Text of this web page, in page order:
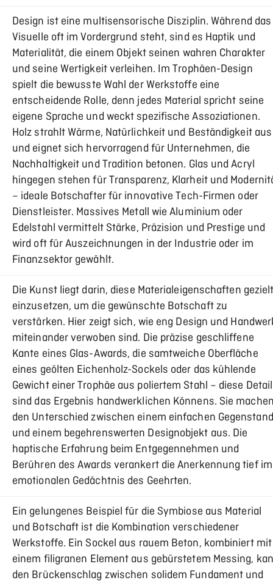
Design ist eine multisensorische Disziplin. Während das
Visuelle oft im Vordergrund steht, sind es Haptik und
Materialität, die einem Objekt seinen wahren Charakter
und seine Wertigkeit verleihen. Im Trophäen-Design
spielt die bewusste Wahl der Werkstoffe eine
entscheidende Rolle, denn jedes Material spricht seine
eigene Sprache und weckt spezifische Assoziationen.
Holz strahlt Wärme, Natürlichkeit und Beständigkeit aus
und eignet sich hervorragend für Unternehmen, die
Nachhaltigkeit und Tradition betonen. Glas und Acryl
hingegen stehen für Transparenz, Klarheit und
– ideale Botschafter für innovative Tech-Firmen oder
Dienstleister. Massives Metall wie Aluminium oder
Edelstahl vermittelt Stärke, Präzision und Prestige und
wird oft für Auszeichnungen in der Industrie oder im
Finanzsektor gewählt.
Die Kunst liegt darin, diese Materialeigenschaften
einzusetzen, um die gewünschte Botschaft zu
verstärken. Hier zeigt sich, wie eng Design und
miteinander verwoben sind. Die präzise geschliffene
Kante eines Glas-Awards, die samtweiche Oberfläche
eines geölten Eichenholz-Sockels oder das kühlende
Gewicht einer Trophäe aus poliertem Stahl – diese
sind das Ergebnis handwerklichen Könnens. Sie
den Unterschied zwischen einem einfachen Gegenstand
und einem begehrenswerten Designobjekt aus. Die
haptische Erfahrung beim Entgegennehmen und
Berühren des Awards verankert die Anerkennung tief im
emotionalen Gedächtnis des Geehrten.
Ein gelungenes Beispiel für die Symbiose aus Material
und Botschaft ist die Kombination verschiedener
Werkstoffe. Ein Sockel aus rauem Beton, kombiniert mit
einem filigranen Element aus gebürstetem Messing,
den Brückenschlag zwischen solidem Fundament und